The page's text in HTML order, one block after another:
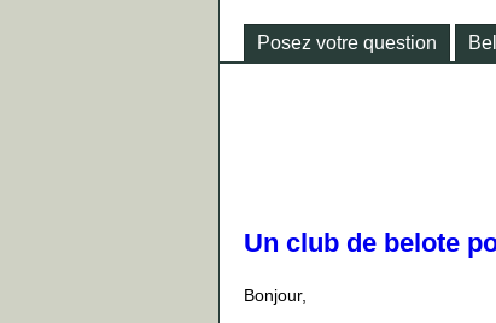
Posez votre question
Un club de belote
Bonjour,